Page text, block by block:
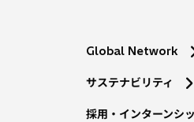
Global Network
サステナビリティ
採用・インターンシ